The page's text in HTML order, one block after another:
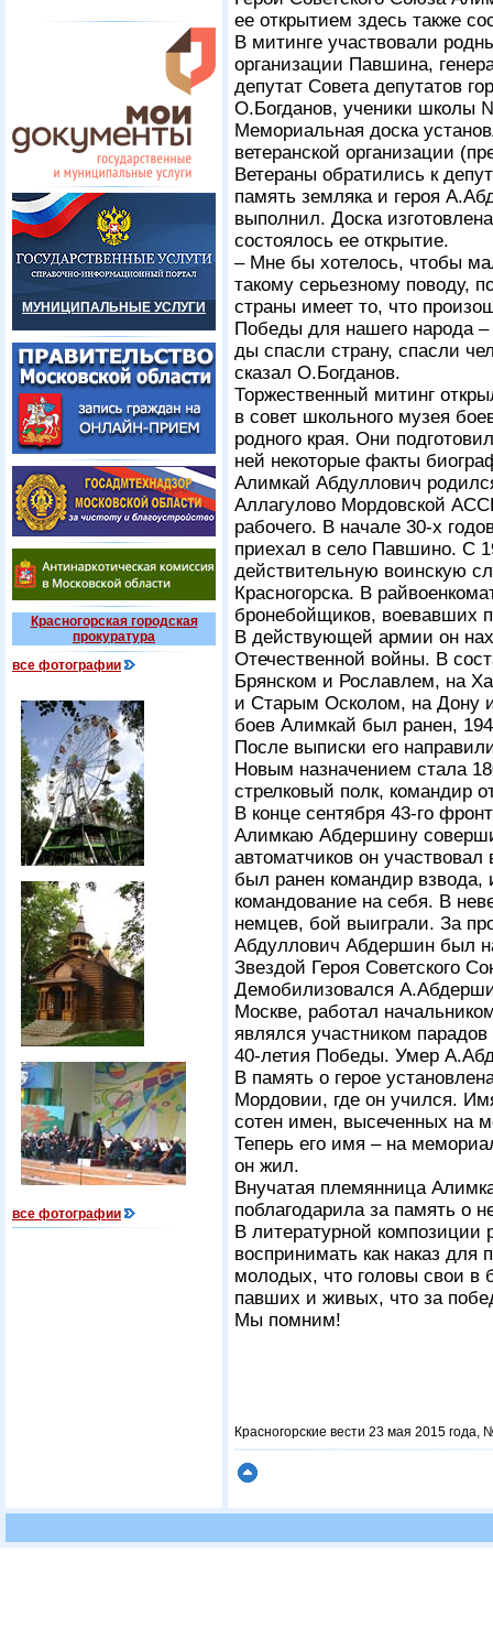
МУНИЦИПАЛЬНЫЕ УСЛУГИ
Красногорская городская
прокуратура
все фотографии
все фотографии
ее открытием здесь также
В митинге участвовали
организации Павшина,
депутат Совета депутатов
О.Богданов, ученики школы
Мемориальная доска
ветеранской организации
Ветераны обратились к
память земляка и героя
выполнил. Доска
состоялось ее открытие.
– Мне бы хотелось, чтобы
такому серьезному поводу,
страны имеет то, что
Победы для нашего народа
ды спасли страну, спасли
сказал О.Богданов.
Торжественный митинг
в совет школьного музея
родного края. Они
ней некоторые факты
Алимкай Абдуллович
Аллагулово Мордовской
рабочего. В начале 30-х
приехал в село Павшино. С
действительную воинскую
Красногорска. В
бронебойщиков, воевавших
В действующей армии он
Отечественной войны. В
Брянском и Рославлем, на
и Старым Осколом, на Дону
боев Алимкай был ранен,
После выписки его
Новым назначением стала
стрелковый полк, командир
В конце сентября 43-го
Алимкаю Абдершину
автоматчиков он
был ранен командир
командование на себя. В
немцев, бой выиграли. За
Абдуллович Абдершин был
Звездой Героя Советского
Демобилизовался
Москве, работал
являлся участником
40-летия Победы. Умер
В память о герое
Мордовии, где он учился.
сотен имен, высеченных на
Теперь его имя – на
он жил.
Внучатая племянница
поблагодарила за память о
В литературной композиции
воспринимать как наказ
молодых, что головы свои в
павших и живых, что за
Мы помним!
Красногорские вести 23 мая 2015 года,